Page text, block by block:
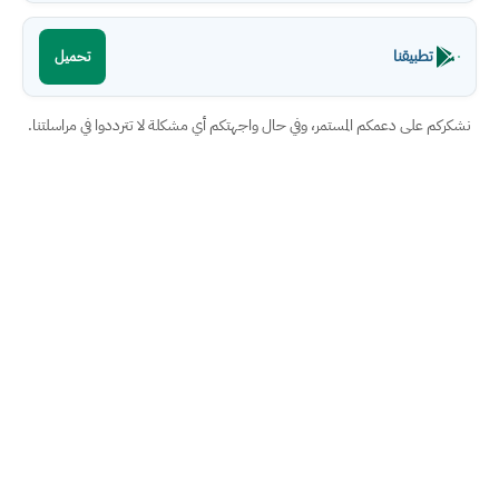
تطبيقنا تحميل
نشكركم على دعمكم المستمر، وفي حال واجهتكم أي مشكلة لا تترددوا في مراسلتنا.